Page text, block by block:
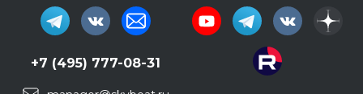
+7 (495) 777-08-31